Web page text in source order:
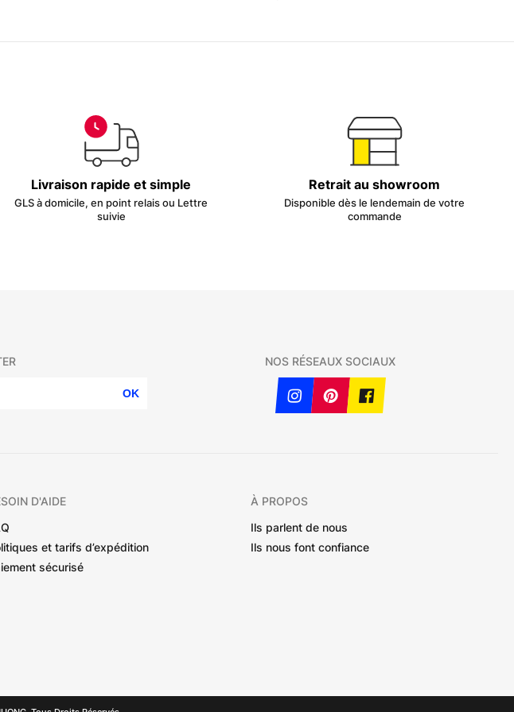
Livraison rapide et simple
GLS à domicile, en point relais ou Lettre
suivie
Retrait au showroom
Disponible dès le lendemain de votre
commande
OK
NOS RÉSEAUX SOCIAUX
D'AIDE
et tarifs d’expédition
sécurisé
À PROPOS
Ils parlent de nous
Ils nous font confiance